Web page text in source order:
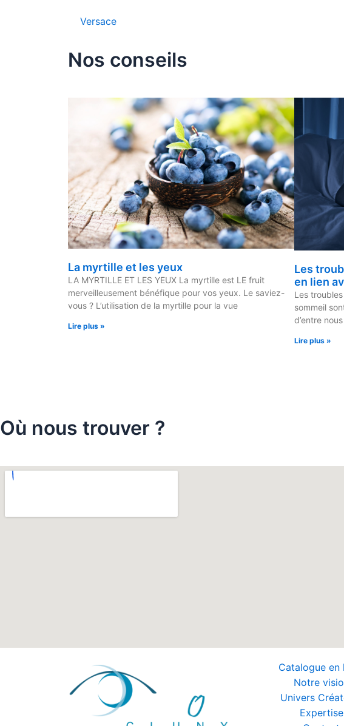
Versace
Nos conseils
La myrtille et les yeux
LA MYRTILLE ET LES YEUX La myrtille est LE fruit
merveilleusement bénéfique pour vos yeux. Le saviez-
vous ? L’utilisation de la myrtille pour la vue
Lire plus »
Les
en lien
Les
sommeil
d’entre
Lire plus »
Où nous trouver ?
Catalogue en
Notre
Univers
Expertise